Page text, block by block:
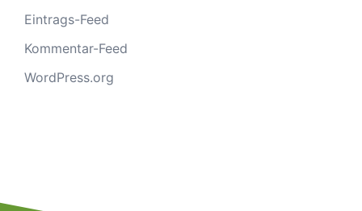
Eintrags-Feed
Kommentar-Feed
WordPress.org